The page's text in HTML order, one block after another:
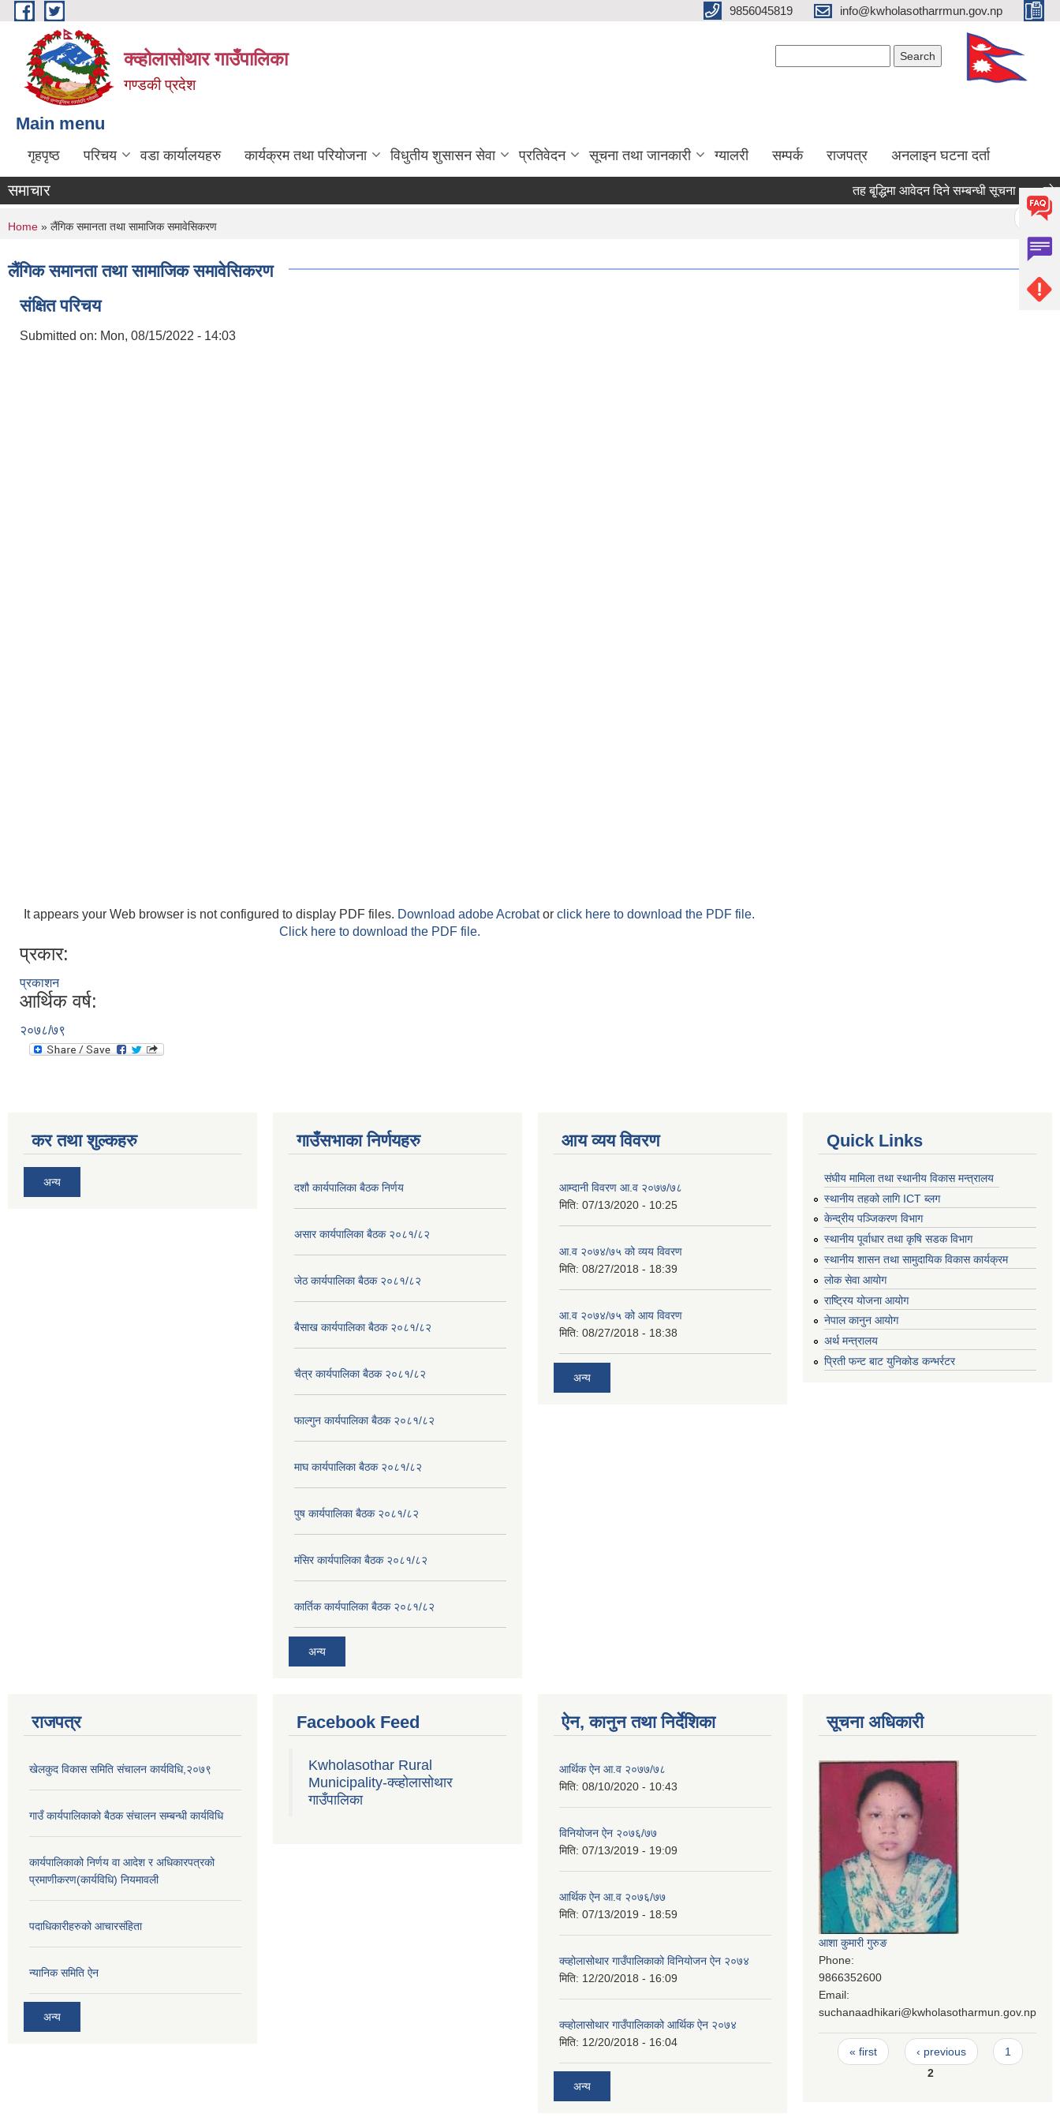
Skip to main content 9856045819 info@kwholasotharrmun.gov.np
क्व्होलासोथार गाउँपालिका
गण्डकी प्रदेश
Main menu
गृहपृष्ठ परिचय वडा कार्यालयहरु कार्यक्रम तथा परियोजना विधुतीय शुसासन सेवा प्रतिवेदन सूचना तथा जानकारी ग्यालरी सम्पर्क राजपत्र अनलाइन घटना दर्ता
समाचार तह बृ्द्धिमा आवेदन दिने सम्बन्धी सूचना डोजर
You are here
Home » लैंगिक समानता तथा सामाजिक समावेसिकरण
लैंगिक समानता तथा सामाजिक समावेसिकरण
संक्षित परिचय
Submitted on: Mon, 08/15/2022 - 14:03
It appears your Web browser is not configured to display PDF files. Download adobe Acrobator click here to download the PDF file.
Click here to download the PDF file.
प्रकार:
प्रकाशन
आर्थिक वर्ष:
२०७८/७९
कर तथा शुल्कहरु
अन्य
गाउँसभाका निर्णयहरु
दशौ कार्यपालिका बैठक निर्णय
असार कार्यपालिका बैठक २०८१/८२
जेठ कार्यपालिका बैठक २०८१/८२
बैसाख कार्यपालिका बैठक २०८१/८२
चैत्र कार्यपालिका बैठक २०८१/८२
फाल्गुन कार्यपालिका बैठक २०८१/८२
माघ कार्यपालिका बैठक २०८१/८२
पुष कार्यपालिका बैठक २०८१/८२
मंसिर कार्यपालिका बैठक २०८१/८२
कार्तिक कार्यपालिका बैठक २०८१/८२
अन्य
आय व्यय विवरण
आम्दानी विवरण आ.व २०७७/७८
मिति: 07/13/2020 - 10:25
आ.व २०७४/७५ को व्यय विवरण
मिति: 08/27/2018 - 18:39
आ.व २०७४/७५ को आय विवरण
मिति: 08/27/2018 - 18:38
अन्य
Quick Links
संघीय मामिला तथा स्थानीय विकास मन्त्रालय
स्थानीय तहको लागि ICT ब्लग
केन्द्रीय पञ्जिकरण विभाग
स्थानीय पूर्वाधार तथा कृषि सडक विभाग
स्थानीय शासन तथा सामुदायिक विकास कार्यक्रम
लोक सेवा आयोग
राष्ट्रिय योजना आयोग
नेपाल कानुन आयोग
अर्थ मन्त्रालय
प्रिती फन्ट बाट युनिकोड कन्भर्रटर
राजपत्र
खेलकुद विकास समिति संचालन कार्यविधि,२०७९
गाउँ कार्यपालिकाको बैठक संचालन सम्बन्धी कार्यविधि
कार्यपालिकाको निर्णय वा आदेश र अधिकारपत्रको
प्रमाणीकरण(कार्यविधि) नियमावली
पदाधिकारीहरुको आचारसंहिता
न्यानिक समिति ऐन
अन्य
Facebook Feed
Kwholasothar Rural
Municipality-क्व्होलासोथार
गाउँपालिका
ऐन, कानुन तथा निर्देशिका
आर्थिक ऐन आ.व २०७७/७८
मिति: 08/10/2020 - 10:43
विनियोजन ऐन २०७६/७७
मिति: 07/13/2019 - 19:09
आर्थिक ऐन आ.व २०७६/७७
मिति: 07/13/2019 - 18:59
क्व्होलासोथार गाउँपालिकाको विनियोजन ऐन २०७४
मिति: 12/20/2018 - 16:09
क्व्होलासोथार गाउँपालिकाको आर्थिक ऐन २०७४
मिति: 12/20/2018 - 16:04
अन्य
सूचना अधिकारी
आशा कुमारी गुरुङ
Phone:
9866352600
Email:
suchanaadhikari@kwholasotharmun.gov.np
Pages
« first ‹ previous
1
2